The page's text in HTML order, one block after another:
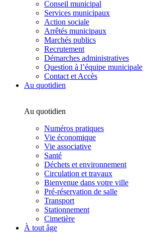
Conseil municipal
Services municipaux
Action sociale
Arrêtés municipaux
Marchés publics
Recrutement
Démarches administratives
Question à l’équipe municipale
Contact et Accès
Au quotidien
Au quotidien
Numéros pratiques
Vie économique
Vie associative
Santé
Déchets et environnement
Circulation et travaux
Bienvenue dans votre ville
Pré-réservation de salle
Transport
Stationnement
Cimetière
À tout âge